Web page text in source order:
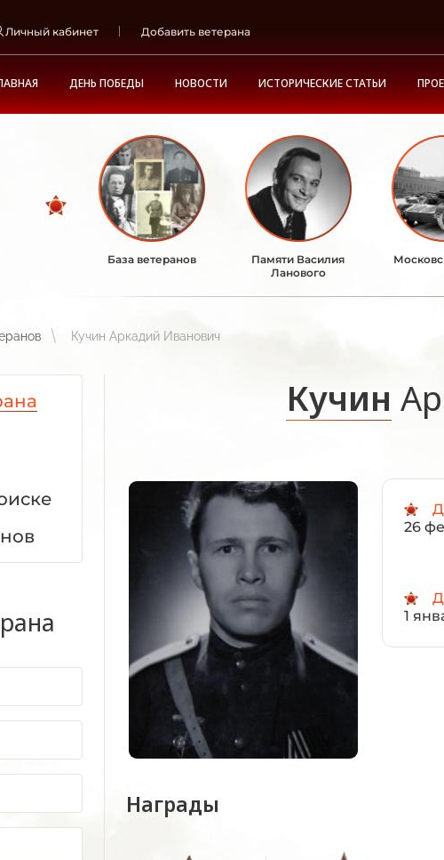
Личный кабинет Добавить ветерана
ДЕНЬ ПОБЕДЫ НОВОСТИ ИСТОРИЧЕСКИЕ СТАТЬИ
База ветеранов
Памяти Василия
Ланового
Кучин Аркадий Иванович
Кучин
26
1
Награды